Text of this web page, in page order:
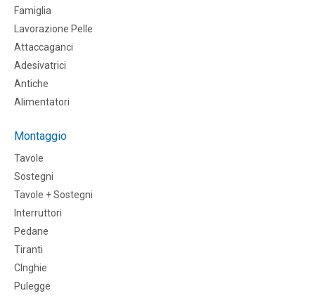
Famiglia
Lavorazione Pelle
Attaccaganci
Adesivatrici
Antiche
Alimentatori
Montaggio
Tavole
Sostegni
Tavole + Sostegni
Interruttori
Pedane
Tiranti
CInghie
Pulegge